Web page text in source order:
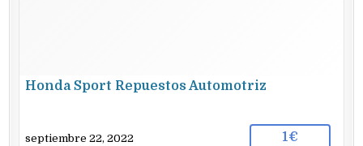
Honda Sport Repuestos Automotriz
septiembre 22, 2022 1€